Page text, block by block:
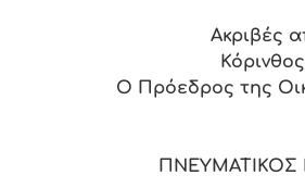
Ακριβές
Ο Πρόεδρος της
ΠΝΕΥΜΑΤΙΚΟΣ